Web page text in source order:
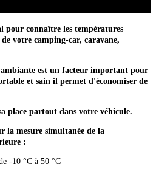
pour connaître les températures
votre camping-car, caravane,
est un facteur important pour
et sain il permet d'économiser de
place partout dans votre véhicule.
la mesure simultanée de la
:
-10 °C à 50 °C